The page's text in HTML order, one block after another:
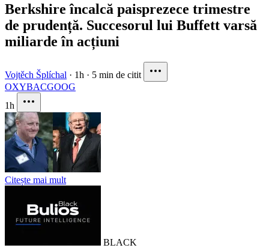
Berkshire încalcă paisprezece trimestre
de prudență. Succesorul lui Buffett varsă
miliarde în acțiuni
Vojtěch Šplíchal · 1h · 5 min de citit
OXYBACGOOG
1h
Citește mai mult
BLACK